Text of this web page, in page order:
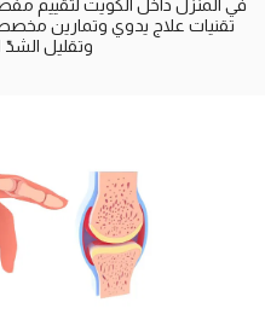
في المنزل داخل الكويت لتقييم
تقنيات علاج يدوي وتمارين
وتقليل الشدّ